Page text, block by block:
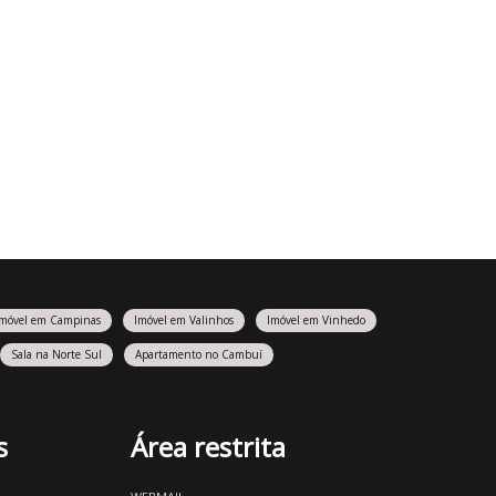
em Campinas Imóvel em Valinhos Imóvel em Vinhedo
Sala na Norte Sul Apartamento no Cambuí
Área restrita